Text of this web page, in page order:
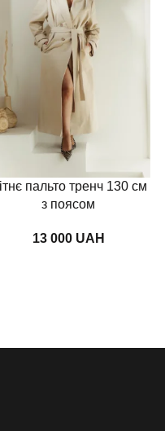
пальто тренч 130 см
з поясом
UAH